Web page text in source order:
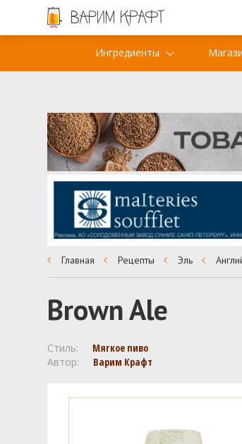
Ингредиенты
Главная Рецепты Эль
Brown Ale
Стиль:
Мягкое пиво
Автор:
Варим Крафт